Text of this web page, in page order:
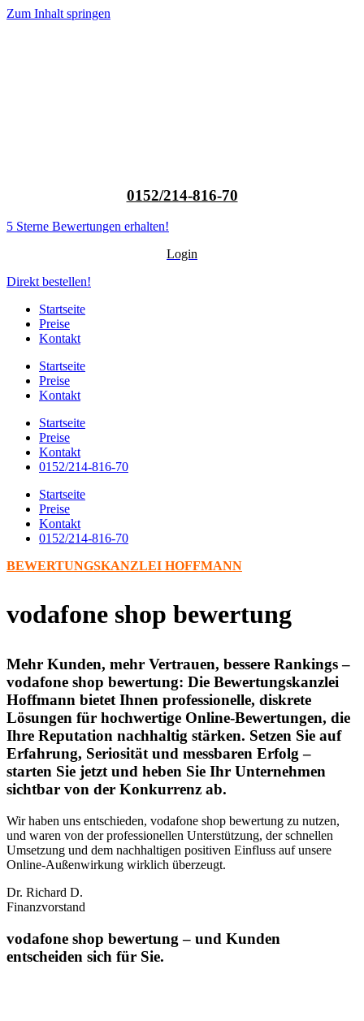
Zum Inhalt springen
0152/214-816-70
5 Sterne Bewertungen erhalten!
Login
Direkt bestellen!
Startseite
Preise
Kontakt
Startseite
Preise
Kontakt
Startseite
Preise
Kontakt
0152/214-816-70
Startseite
Preise
Kontakt
0152/214-816-70
BEWERTUNGSKANZLEI HOFFMANN
vodafone shop bewertung
Mehr Kunden, mehr Vertrauen, bessere Rankings –
vodafone shop bewertung: Die Bewertungskanzlei
Hoffmann bietet Ihnen professionelle, diskrete
Lösungen für hochwertige Online-Bewertungen, die
Ihre Reputation nachhaltig stärken. Setzen Sie auf
Erfahrung, Seriosität und messbaren Erfolg –
starten Sie jetzt und heben Sie Ihr Unternehmen
sichtbar von der Konkurrenz ab.
Wir haben uns entschieden, vodafone shop bewertung zu nutzen,
und waren von der professionellen Unterstützung, der schnellen
Umsetzung und dem nachhaltigen positiven Einfluss auf unsere
Online‑Außenwirkung wirklich überzeugt.
Dr. Richard D.
Finanzvorstand
vodafone shop bewertung – und Kunden
entscheiden sich für Sie.